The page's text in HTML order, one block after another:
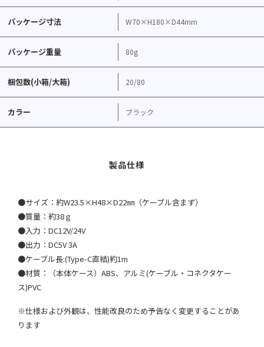
パッケージ寸法 W70×H180×D44mm
パッケージ重量 80g
梱包数(小箱/大箱) 20/80
カラー ブラック
●サイズ：約W23.5×H48×D22㎜（ケーブル含まず）
●質量：約38ｇ
●入力：DC12V/24V
●出力：DC5V 3A
●ケーブル長:(Type-C直結)約1m
●材質：（本体ケース）ABS、アルミ(ケーブル・コネクタケー
ス)PVC
※仕様および外観は、性能改良のため予告なく変更することがあ
ります